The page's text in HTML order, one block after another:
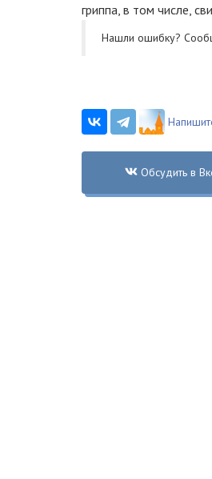
гриппа, в том числе,
Нашли ошибку?
Обсудить в